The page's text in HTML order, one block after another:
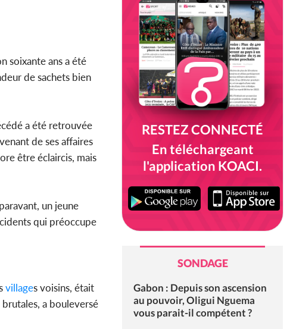
soixante ans a été
de sachets bien
a été retrouvée
de ses affaires
être éclaircis, mais
un jeune
qui préoccupe
villages voisins, était
a bouleversé
RESTEZ CONNECTÉ
En téléchargeant
l'application KOACI.
SONDAGE
Gabon : Depuis son ascension
au pouvoir, Oligui Nguema
vous parait-il compétent ?